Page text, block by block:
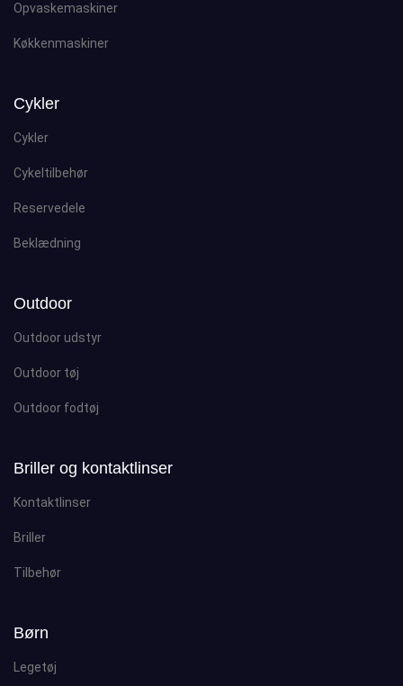
Opvaskemaskiner
Køkkenmaskiner
Cykler
Cykler
Cykeltilbehør
Reservedele
Beklædning
Outdoor
Outdoor udstyr
Outdoor tøj
Outdoor fodtøj
Briller og kontaktlinser
Kontaktlinser
Briller
Tilbehør
Børn
Legetøj